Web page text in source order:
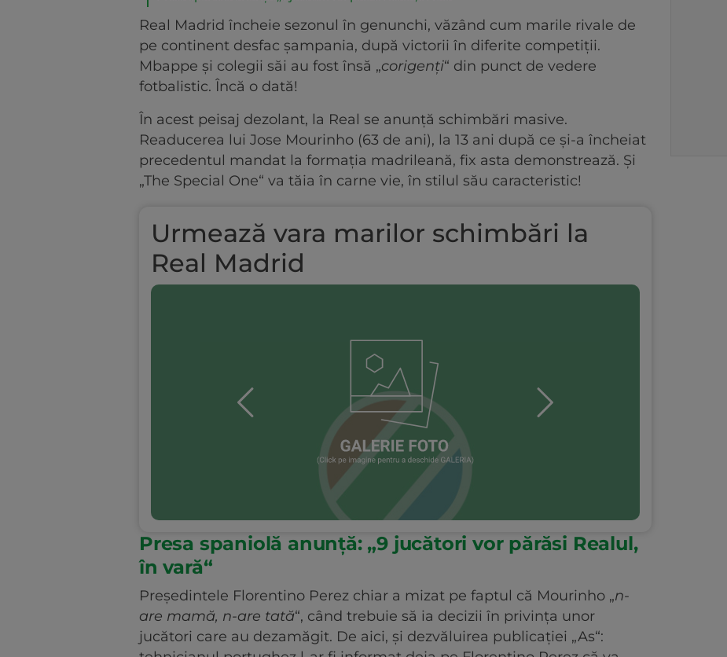
Real Madrid încheie sezonul în genunchi, văzând cum marile rivale de
pe continent desfac șampania, după victorii în diferite competiții.
Mbappe și colegii săi au fost însă „corigenți“ din punct de vedere
fotbalistic. Încă o dată!
În acest peisaj dezolant, la Real se anunță schimbări masive.
Readucerea lui Jose Mourinho (63 de ani), la 13 ani după ce și-a încheiat
precedentul mandat la formația madrileană, fix asta demonstrează. Și
„The Special One“ va tăia în carne vie, în stilul său caracteristic!
Urmează vara marilor schimbări la
Real Madrid
Presa spaniolă anunță: „9 jucători vor părăsi Realul,
în vară“
Președintele Florentino Perez chiar a mizat pe faptul că Mourinho „n-
are mamă, n-are tată“, când trebuie să ia decizii în privința unor
jucători care au dezamăgit. De aici, și dezvăluirea publicației „As“: